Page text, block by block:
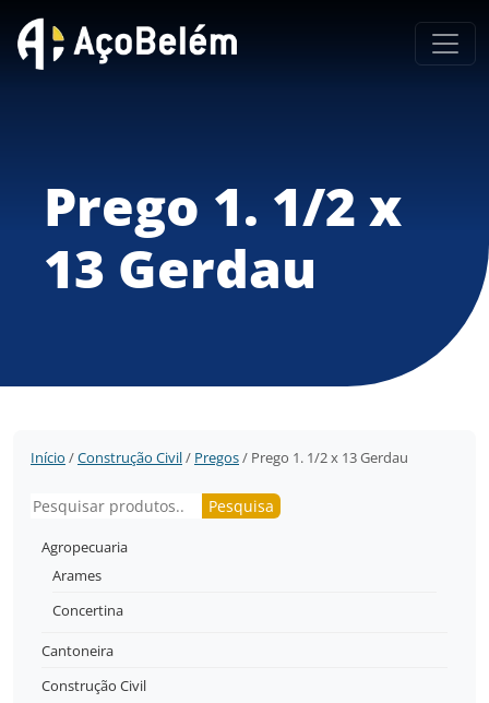
Prego 1. 1/2 x
13 Gerdau
Início /Construção Civil/ Pregos/ Prego 1. 1/2 x 13 Gerdau
Pesquisar Pesquisa
Agropecuaria
Arames
Concertina
Cantoneira
Construção Civil